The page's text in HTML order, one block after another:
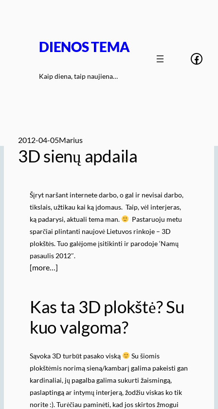
DIENOS TEMA
Kaip diena, taip naujiena…
2012-04-05Marius
3D sienų apdaila
Šįryt naršant internete darbo, o gal ir nevisai darbo,
tikslais, užtikau kai ką įdomaus. Taip, vėl interjeras,
ką padarysi, aktuali tema man.
Pastaruoju metu
sparčiai plintanti naujovė Lietuvos rinkoje – 3D
plokštės. Tuo galėjome įsitikinti ir parodoje ‘Namų
pasaulis 2012″.
[more…]
Kas ta 3D plokštė? Su
kuo valgoma?
Sąvoka 3D turbūt pasako viską
Su šiomis
plokštėmis norimą sieną/kambarį galima pakeisti gan
kardinaliai, jų pagalba galima sukurti žaismingą,
paslaptingą ar intymų interjerą, žodžiu viskas ko tik
norite :). Turėčiau paminėti, kad jos skirtos žmogui